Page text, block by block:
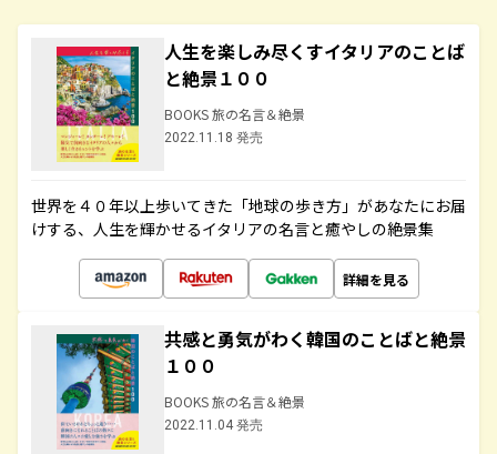
人生を楽しみ尽くすイタリアのことば
と絶景１００
BOOKS 旅の名言＆絶景
2022.11.18 発売
世界を４０年以上歩いてきた「地球の歩き方」があなたにお届
けする、人生を輝かせるイタリアの名言と癒やしの絶景集
詳細を見る
共感と勇気がわく韓国のことばと絶景
１００
BOOKS 旅の名言＆絶景
2022.11.04 発売